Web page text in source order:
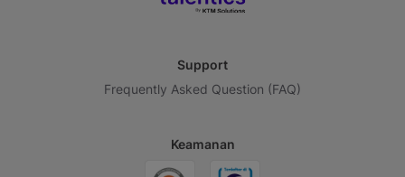
Support
Frequently Asked Question (FAQ)
Keamanan